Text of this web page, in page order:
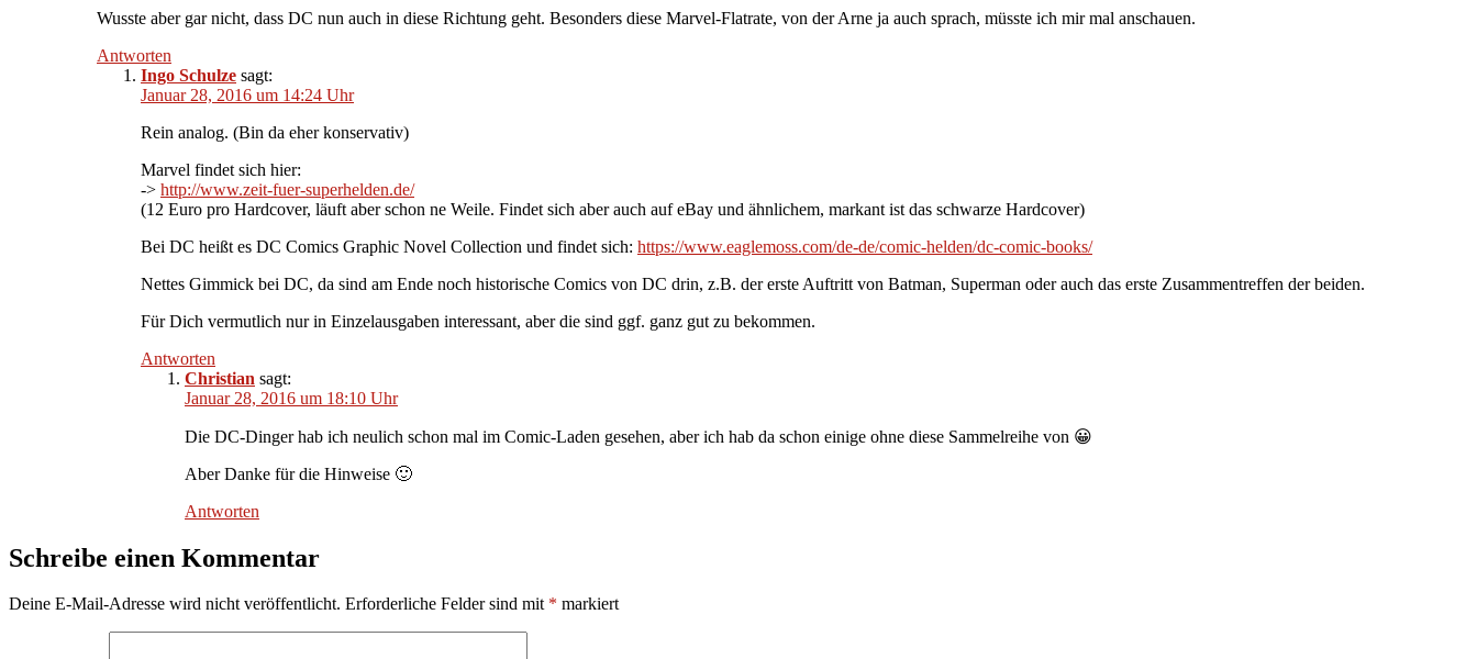
Wusste aber gar nicht, dass DC nun auch in diese Richtung geht. Besonders diese Marvel-Flatrate, von der Arne ja auch sprach, müsste ich mir mal anschauen.
Antworten
Ingo Schulze sagt:
Januar 28, 2016 um 14:24 Uhr
Rein analog. (Bin da eher konservativ)
Marvel findet sich hier:
-> http://www.zeit-fuer-superhelden.de/
(12 Euro pro Hardcover, läuft aber schon ne Weile. Findet sich aber auch auf eBay und ähnlichem, markant ist das schwarze Hardcover)
Bei DC heißt es DC Comics Graphic Novel Collection und findet sich: https://www.eaglemoss.com/de-de/comic-helden/dc-comic-books/
Nettes Gimmick bei DC, da sind am Ende noch historische Comics von DC drin, z.B. der erste Auftritt von Batman, Superman oder auch das erste Zusammentreffen der beiden.
Für Dich vermutlich nur in Einzelausgaben interessant, aber die sind ggf. ganz gut zu bekommen.
Antworten
Christian sagt:
Januar 28, 2016 um 18:10 Uhr
Die DC-Dinger hab ich neulich schon mal im Comic-Laden gesehen, aber ich hab da schon einige ohne diese Sammelreihe von 😀
Aber Danke für die Hinweise 🙂
Antworten
Schreibe einen Kommentar
Deine E-Mail-Adresse wird nicht veröffentlicht. Erforderliche Felder sind mit * markiert